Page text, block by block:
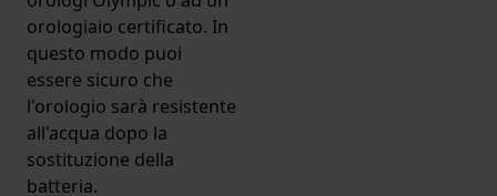
orologiaio certificato. In
questo modo puoi
essere sicuro che
l'orologio sarà resistente
all'acqua dopo la
sostituzione della
batteria.